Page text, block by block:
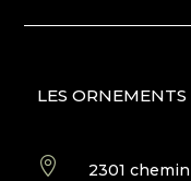
LES

2301